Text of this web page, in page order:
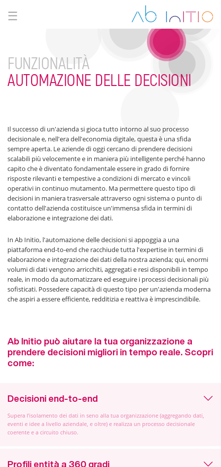
☰
FUNZIONALITÀ
AUTOMAZIONE DELLE DECISIONI
Il successo di un'azienda si gioca tutto intorno al suo processo
decisionale e, nell'era dell'economia digitale, questa è una sfida
sempre aperta. Le aziende di oggi cercano di prendere decisioni
scalabili più velocemente e in maniera più intelligente perché hanno
capito che è diventato fondamentale essere in grado di fornire
risposte rilevanti e tempestive a condizioni di mercato e vincoli
operativi in continuo mutamento. Ma permettere questo tipo di
decisioni in maniera trasversale attraverso ogni sistema o punto di
contatto dell'azienda costituisce un'immensa sfida in termini di
elaborazione e integrazione dei dati.
In Ab Initio, l'automazione delle decisioni si appoggia a una
piattaforma end-to-end che racchiude tutta l'expertise in termini di
elaborazione e integrazione dei dati della nostra azienda; qui, enormi
volumi di dati vengono arricchiti, aggregati e resi disponibili in tempo
reale, in modo da automatizzare ed eseguire i processi decisionali più
sofisticati. Possedere capacità di questo tipo per un'azienda moderna
che aspiri a essere efficiente, redditizia e reattiva è imprescindibile.
Ab Initio può aiutare la tua organizzazione a
prendere decisioni migliori in tempo reale. Scopri
come:
Decisioni end-to-end
Supera l’isolamento dei dati in seno alla tua organizzazione (aggregando dati,
eventi e idee a livello aziendale, e oltre) e realizza un processo decisionale
coerente e a circuito chiuso.
Profili entità a 360 gradi